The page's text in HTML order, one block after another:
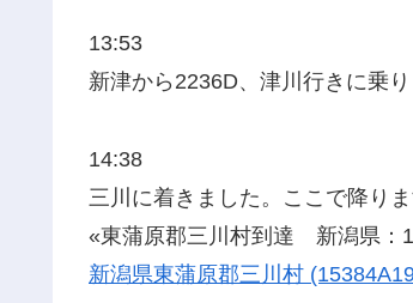
13:53
新津から2236D、津川行きに乗り
14:38
三川に着きました。ここで降りま
«東蒲原郡三川村到達 新潟県：
新潟県東蒲原郡三川村